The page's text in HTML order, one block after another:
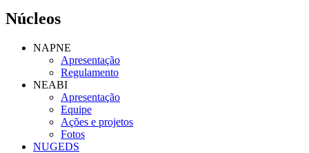
Núcleos
NAPNE
Apresentação
Regulamento
NEABI
Apresentação
Equipe
Ações e projetos
Fotos
NUGEDS